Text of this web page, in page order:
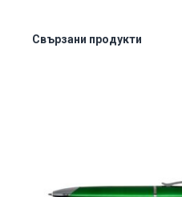
Свързани продукти